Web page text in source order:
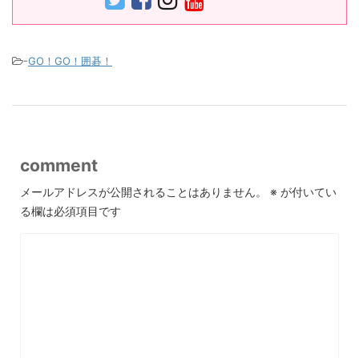
-GO！GO！囲碁！
comment
メールアドレスが公開されることはありません。 ※ が付いてい
る欄は必須項目です